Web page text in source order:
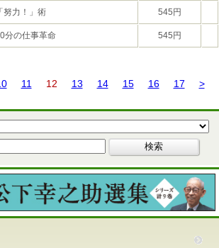
努力！」術 545円
分の仕事革命 545円
11 12 13 14 15 16 17 >